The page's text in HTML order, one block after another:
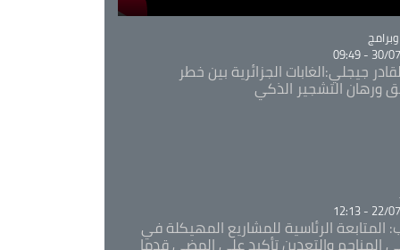
30/07/
جيجلي:الغابات الجزائرية بين خطر
ورهان التشجير الذكي
22/07/
المتابعة الرئاسية للمشاريع المهيكلة في
المناجم والتعدين تأكيد على المضي قدما